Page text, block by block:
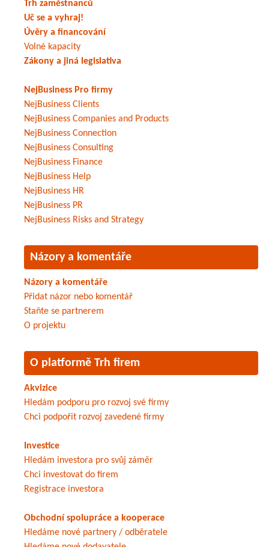
Trh zaměstnanců
Uč se a vyhraj!
Úvěry a financování
Volné kapacity
Zákony a jiná legislativa
NejBusiness Pro firmy
NejBusiness Clients
NejBusiness Companies and Products
NejBusiness Connection
NejBusiness Consulting
NejBusiness Finance
NejBusiness Help
NejBusiness HR
NejBusiness PR
NejBusiness Risks and Strategy
Názory a komentáře
Názory a komentáře
Přidat názor nebo komentář
Staňte se partnerem
O projektu
O platformě Trh firem
Akvizice
Hledám podporu pro rozvoj své firmy
Chci podpořit rozvoj zavedené firmy
Investice
Hledám investora pro svůj záměr
Chci investovat do firem
Registrace investora
Obchodní spolupráce a kooperace
Hledáme nové partnery / odběratele